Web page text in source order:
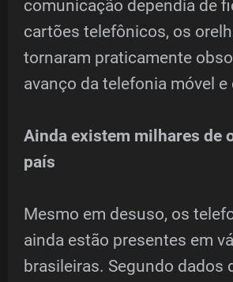
comunicação dependia de
cartões telefônicos, os
tornaram praticamente
avanço da telefonia móvel e
Ainda existem milhares de
país
Mesmo em desuso, os
ainda estão presentes em
brasileiras. Segundo dados